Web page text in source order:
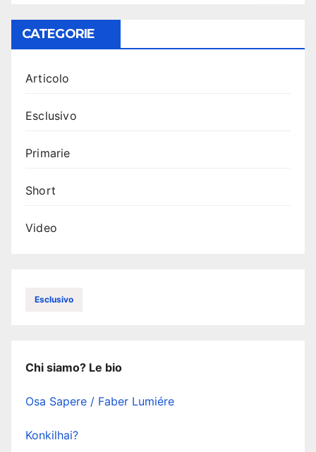
CATEGORIE
Articolo
Esclusivo
Primarie
Short
Video
Esclusivo
Chi siamo? Le bio
Osa Sapere / Faber Lumiére
Konkilhai?